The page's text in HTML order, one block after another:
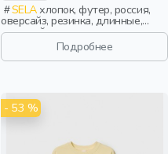
SELAхлопок, футер, россия,
оверсайз, резинка, длинные,
длинный рукав, манжета,
свободные, принт, вырез,
круглый вырез, мальчики, дети
Подробнее
- 53 %